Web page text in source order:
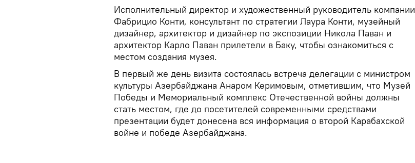
Исполнительный директор и художественный руководитель компании
Фабрицио Конти, консультант по стратегии Лаура Конти, музейный
дизайнер, архитектор и дизайнер по экспозиции Никола Паван и
архитектор Карло Паван прилетели в Баку, чтобы ознакомиться с
местом создания музея.
В первый же день визита состоялась встреча делегации с министром
культуры Азербайджана Анаром Керимовым, отметившим, что Музей
Победы и Мемориальный комплекс Отечественной войны должны
стать местом, где до посетителей современными средствами
презентации будет донесена вся информация о второй Карабахской
войне и победе Азербайджана.